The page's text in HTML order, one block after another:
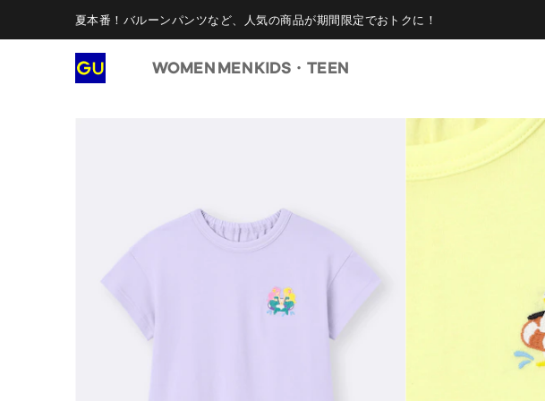
夏本番！バルーンパンツなど、人気の商品が期間限定でおトクに！
WOMEN MENKIDS・TEEN